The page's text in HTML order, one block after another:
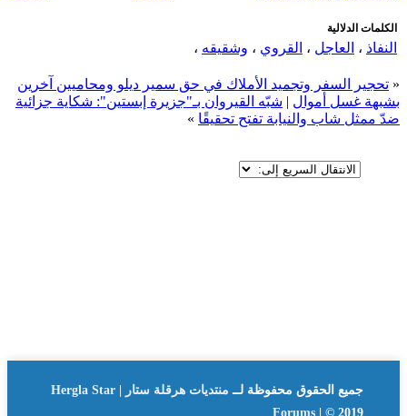
الكلمات الدلالية
النفاذ ، العاجل ، القروي ، وشقيقه ،
« تحجير السفر وتجميد الأملاك في حق سمير ديلو ومحاميين آخرين
بشبهة غسل أموال | شبّه القيروان بـ"جزيرة إبستين": شكاية جزائية
ضدّ ممثل شاب والنيابة تفتح تحقيقًا »
جميع الحقوق محفوظة لــ
منتديات هرقلة ستار | Hergla Star
Forums | © 2019